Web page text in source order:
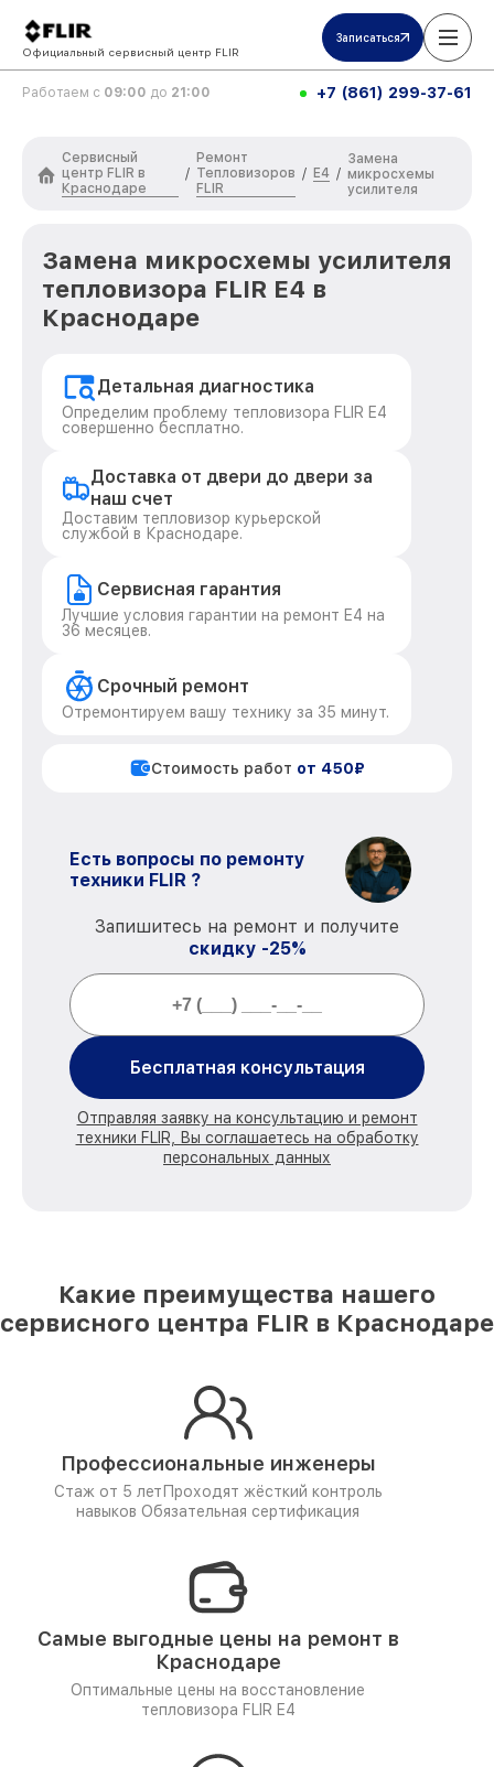
Официальный сервисный центр FLIR
Записаться
Работаем с 09:00 до 21:00 +7 (861) 299-37-61
Сервисный
центр FLIR в
Краснодаре
/
Ремонт
Тепловизоров
FLIR
/ E4 /
Замена
микросхемы
усилителя
Замена микросхемы усилителя
тепловизора FLIR E4 в
Краснодаре
Детальная диагностика
Определим проблему тепловизора FLIR E4
совершенно бесплатно.
Доставка от двери до двери за
наш счет
Доставим тепловизор курьерской
службой в Краснодаре.
Сервисная гарантия
Лучшие условия гарантии на ремонт E4 на
36 месяцев.
Срочный ремонт
Отремонтируем вашу технику за 35 минут.
Стоимость работ от 450₽
Есть вопросы по ремонту
техники FLIR ?
Запишитесь на ремонт и получите
скидку -25%
Бесплатная консультация
Отправляя заявку на консультацию и ремонт
техники FLIR, Вы соглашаетесь на обработку
персональных данных
Какие преимущества нашего
сервисного центра FLIR в Краснодаре
Профессиональные инженеры
Стаж от 5 лет Проходят жёсткий контроль
навыков Обязательная сертификация
Самые выгодные цены на ремонт в
Краснодаре
Оптимальные цены на восстановление
тепловизора FLIR E4